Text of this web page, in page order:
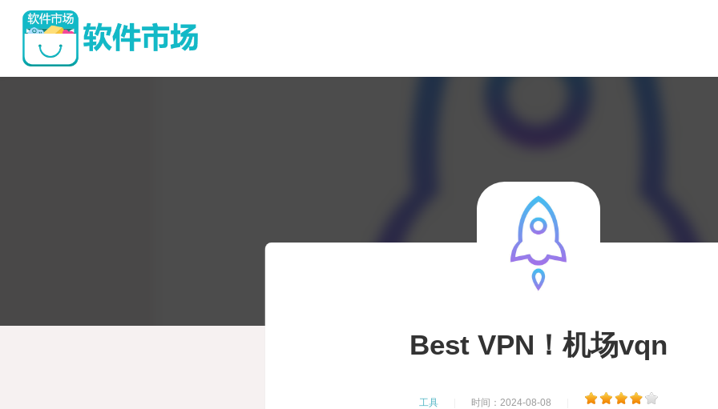
Best VPN！机场vqn
工具 时间：2024-08-08